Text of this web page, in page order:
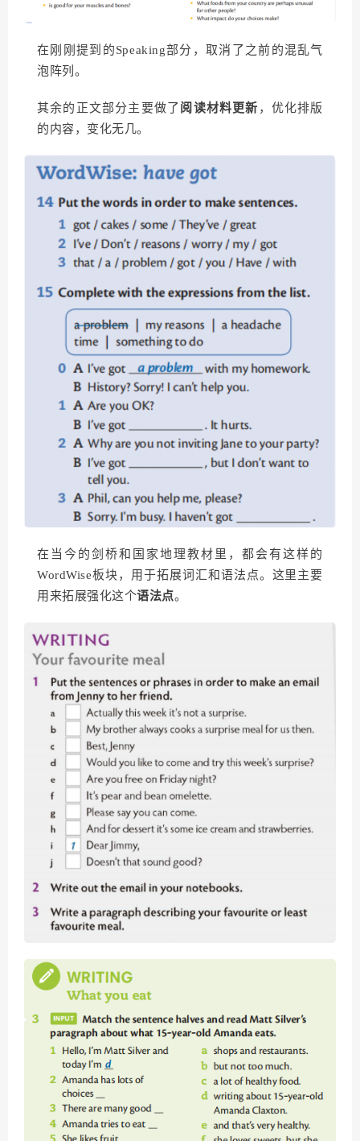
在刚刚提到的Speaking部分，取消了之前的混乱气
泡阵列。
其余的正文部分主要做了 阅读材料更新 ，优化排版
的内容，变化无几。
在当今的剑桥和国家地理教材里，都会有这样的
WordWise板块，用于拓展词汇和语法点。这里主要
用来拓展强化这个语法点。